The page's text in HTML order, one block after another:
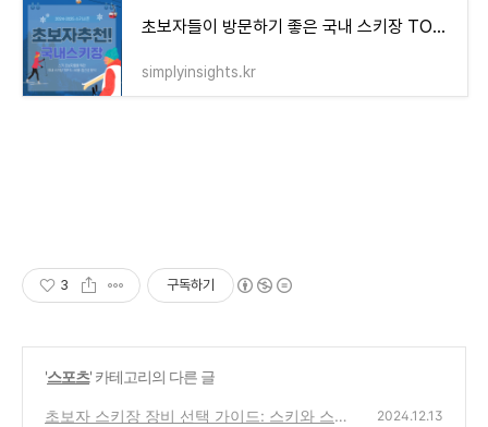
초보자들이 방문하기 좋은 국내 스키장 TOP 5 – 비용 접근성 강습 정보 완벽 분석
simplyinsights.kr
3 구독하기
'스포츠' 카테고리의 다른 글
초보자 스키장 장비 선택 가이드: 스키와 스노
2024.12.13